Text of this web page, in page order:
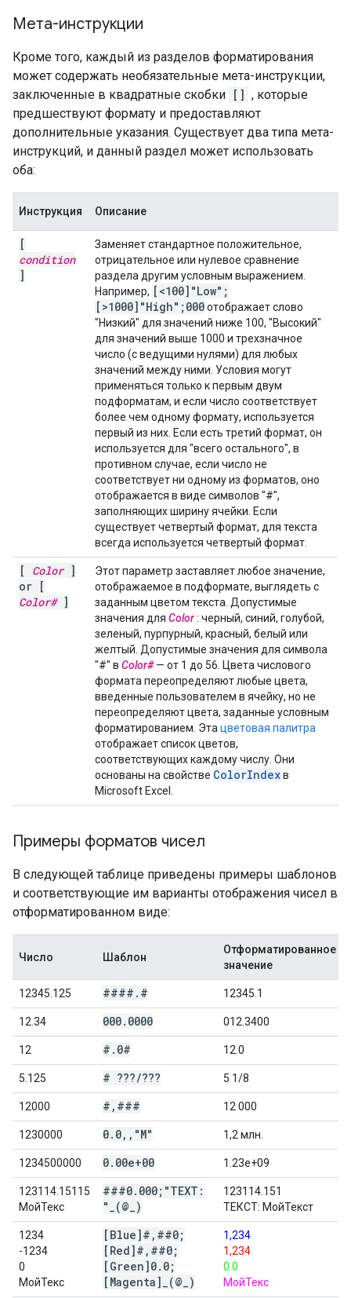
Мета-инструкции
Кроме того, каждый из разделов форматирования
может содержать необязательные мета-инструкции,
заключенные в квадратные скобки [] , которые
предшествуют формату и предоставляют
дополнительные указания. Существует два типа мета-
инструкций, и данный раздел может использовать
оба:
Инструкция Описание
[
condition
]
Заменяет стандартное положительное,
отрицательное или нулевое сравнение
раздела другим условным выражением.
Например, [<100]"Low";
[>1000]"High";000отображает слово
"Низкий" для значений ниже 100, "Высокий"
для значений выше 1000 и трехзначное
число (с ведущими нулями) для любых
значений между ними. Условия могут
применяться только к первым двум
подформатам, и если число соответствует
более чем одному формату, используется
первый из них. Если есть третий формат, он
используется для "всего остального", в
противном случае, если число не
соответствует ни одному из форматов, оно
отображается в виде символов "#",
заполняющих ширину ячейки. Если
существует четвертый формат, для текста
всегда используется четвертый формат.
[ Color]
or [
Color#]
Этот параметр заставляет любое значение,
отображаемое в подформате, выглядеть с
заданным цветом текста. Допустимые
значения для Color: черный, синий, голубой,
зеленый, пурпурный, красный, белый или
желтый. Допустимые значения для символа
"#" в Color#— от 1 до 56. Цвета числового
формата переопределяют любые цвета,
введенные пользователем в ячейку, но не
переопределяют цвета, заданные условным
форматированием. Эта цветовая палитра
отображает список цветов,
соответствующих каждому числу. Они
основаны на свойстве ColorIndexв
Microsoft Excel.
Примеры форматов чисел
В следующей таблице приведены примеры шаблонов
и соответствующие им варианты отображения чисел в
отформатированном виде:
Число Шаблон
Отформатированное
значение
12345.125 #### . # 12345.1
12.34 000. 0000 012.3400
12 # . 0# 12.0
5.125 # ???/??? 5 1/8
12000 # , ### 12 000
1230000 0. 0, , "M" 1,2 млн.
1234500000 0. 00e+00 1.23e+09
123114.15115
МойТекс
###0. 000;"TEXT:
"
(@ )
123114.151
ТЕКСТ: МойТекст
1234
-1234
0
МойТекс
[Blue]# , ##0;
[Red]# , ##0;
[Green]0. 0;
[Magenta]
(@ )
1,234
1,234
0.0
МойТекс